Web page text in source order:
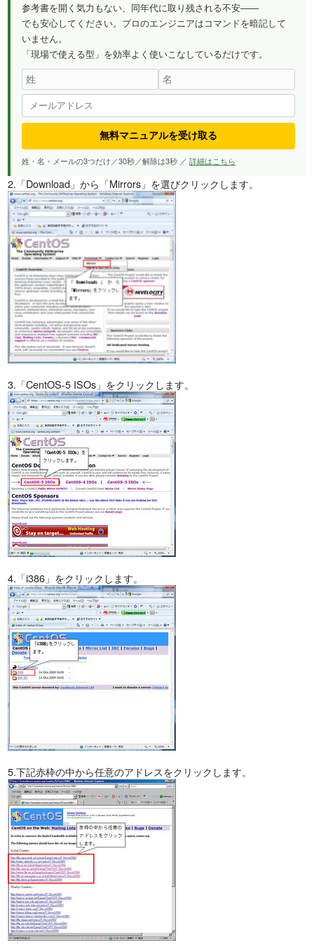
参考書を開く気力もない、同年代に取り残される不安——
でも安心してください。プロのエンジニアはコマンドを暗記して
いません。
「現場で使える型」を効率よく使いこなしているだけです。
無料マニュアルを受け取る
姓・名・メールの3つだけ／30秒／解除は3秒 ／詳細はこちら
2.「Download」から「Mirrors」を選びクリックします。
3.「CentOS-5 ISOs」をクリックします。
4.「i386」をクリックします。
5.下記赤枠の中から任意のアドレスをクリックします。